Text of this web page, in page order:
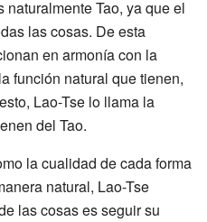
naturalmente Tao, ya que el
las cosas. De esta
en armonía con la
función natural que tienen,
Lao-Tse lo llama la
del Tao.
la cualidad de cada forma
natural, Lao-Tse
las cosas es seguir su